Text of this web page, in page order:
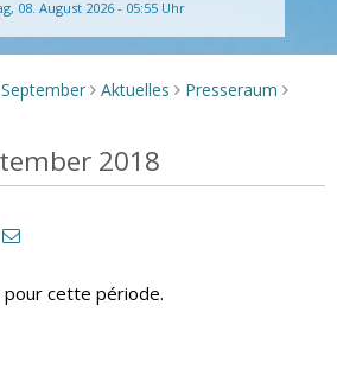
08. August 2026 - 05:55 Uhr
September > Aktuelles > Presseraum >
2018
pour cette période.